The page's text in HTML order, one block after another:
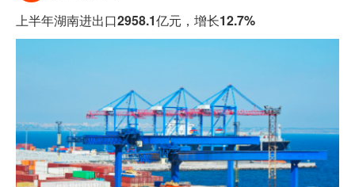
上半年湖南进出口2958.1亿元，增长12.7%